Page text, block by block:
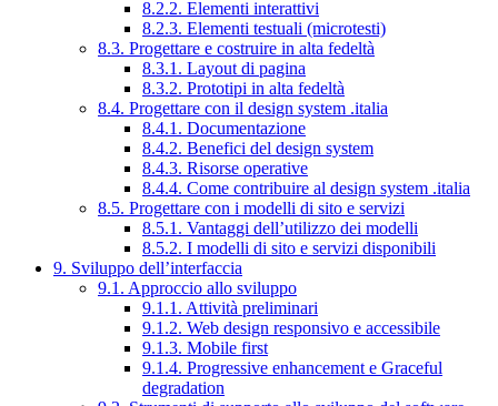
8.2.2. Elementi interattivi
8.2.3. Elementi testuali (microtesti)
8.3. Progettare e costruire in alta fedeltà
8.3.1. Layout di pagina
8.3.2. Prototipi in alta fedeltà
8.4. Progettare con il design system .italia
8.4.1. Documentazione
8.4.2. Benefici del design system
8.4.3. Risorse operative
8.4.4. Come contribuire al design system .italia
8.5. Progettare con i modelli di sito e servizi
8.5.1. Vantaggi dell’utilizzo dei modelli
8.5.2. I modelli di sito e servizi disponibili
9. Sviluppo dell’interfaccia
9.1. Approccio allo sviluppo
9.1.1. Attività preliminari
9.1.2. Web design responsivo e accessibile
9.1.3. Mobile first
9.1.4. Progressive enhancement e Graceful
degradation